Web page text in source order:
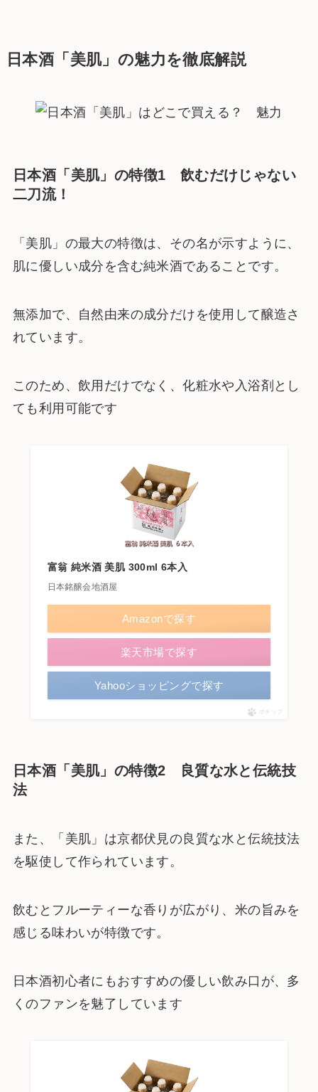
日本酒「美肌」の魅力を徹底解説
日本酒「美肌」の特徴1 飲むだけじゃない
二刀流！
「美肌」の最大の特徴は、その名が示すように、
肌に優しい成分を含む純米酒であることです。
無添加で、自然由来の成分だけを使用して醸造さ
れています。
このため、飲用だけでなく、化粧水や入浴剤とし
ても利用可能です
富翁 純米酒 美肌 300ml 6本入
日本銘醸会地酒屋
Amazonで探す
楽天市場で探す
Yahooショッピングで探す
ポチップ
日本酒「美肌」の特徴2 良質な水と伝統技
法
また、「美肌」は京都伏見の良質な水と伝統技法
を駆使して作られています。
飲むとフルーティーな香りが広がり、米の旨みを
感じる味わいが特徴です。
日本酒初心者にもおすすめの優しい飲み口が、多
くのファンを魅了しています​